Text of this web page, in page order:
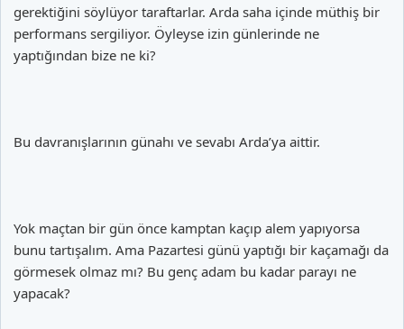
gerektiğini söylüyor taraftarlar. Arda saha içinde müthiş bir
performans sergiliyor. Öyleyse izin günlerinde ne
yaptığından bize ne ki?
Bu davranışlarının günahı ve sevabı Arda’ya aittir.
Yok maçtan bir gün önce kamptan kaçıp alem yapıyorsa
bunu tartışalım. Ama Pazartesi günü yaptığı bir kaçamağı da
görmesek olmaz mı? Bu genç adam bu kadar parayı ne
yapacak?